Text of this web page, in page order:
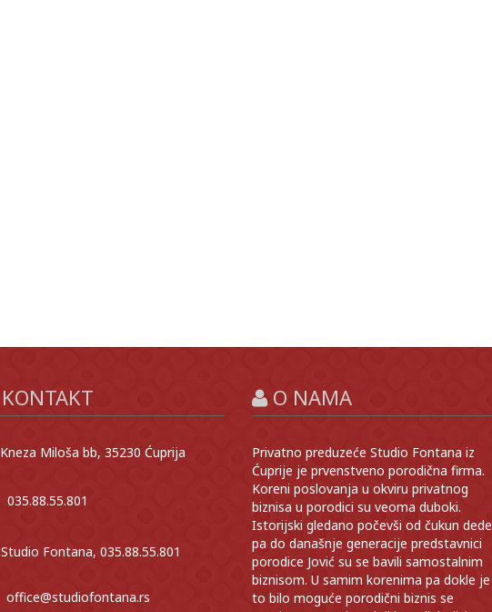
KONTAKT
Kneza Miloša bb, 35230 Ćuprija
035.88.55.801
Studio Fontana, 035.88.55.801
office@studiofontana.rs
O NAMA
Privatno preduzeće Studio Fontana iz
Ćuprije je prvenstveno porodična firma.
Koreni poslovanja u okviru privatnog
biznisa u porodici su veoma duboki.
Istorijski gledano počevši od čukun dede
pa do današnje generacije predstavnici
porodice Jović su se bavili samostalnim
biznisom. U samim korenima pa dokle je
to bilo moguće porodični biznis se